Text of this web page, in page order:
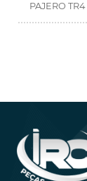
PAJERO TR4